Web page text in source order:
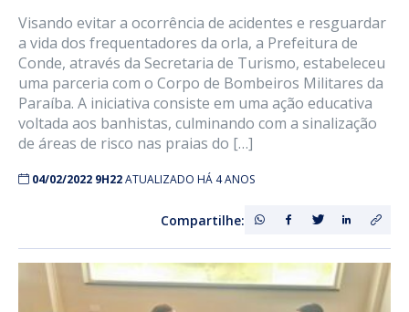
Visando evitar a ocorrência de acidentes e resguardar
a vida dos frequentadores da orla, a Prefeitura de
Conde, através da Secretaria de Turismo, estabeleceu
uma parceria com o Corpo de Bombeiros Militares da
Paraíba. A iniciativa consiste em uma ação educativa
voltada aos banhistas, culminando com a sinalização
de áreas de risco nas praias do […]
04/02/2022 9H22ATUALIZADO HÁ 4 ANOS
Compartilhe: